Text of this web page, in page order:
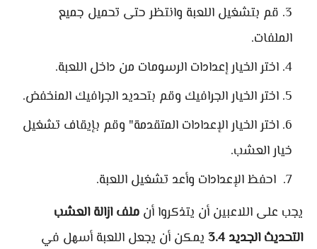
قم بتشغيل اللعبة وانتظر حتى تحميل جميع
الملفات.
اختر الخيار إعدادات الرسومات من داخل اللعبة.
اختر الخيار الجرافيك وقم بتحديد الجرافيك المنخفض.
اختر الخيار الإعدادات المتقدمة" وقم بإيقاف تشغيل
خيار العشب.
احفظ الإعدادات وأعد تشغيل اللعبة.
يجب على اللاعبين أن يتذكروا أن ملف ازالة العشب
التحديث الجديد 3.4
يمكن أن يجعل اللعبة أسهل في